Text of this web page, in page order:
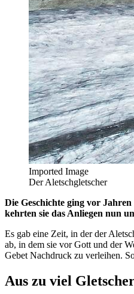
Imported Image
Der Aletschgletscher
Die Geschichte ging vor
kehrten sie das Anliegen nun
Es gab eine Zeit, in der der
ab, in dem sie vor Gott und der
Gebet Nachdruck zu verleihen.
Aus zu viel